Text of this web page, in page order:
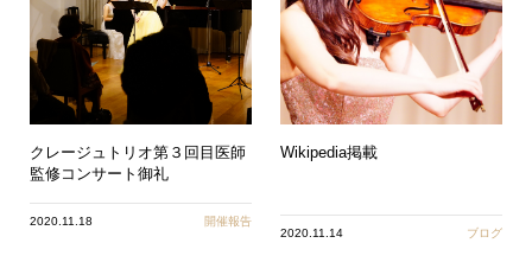
クレージュトリオ第３回目医師
監修コンサート御礼
2020.11.18 開催報告
Wikipedia掲載
2020.11.14 ブログ